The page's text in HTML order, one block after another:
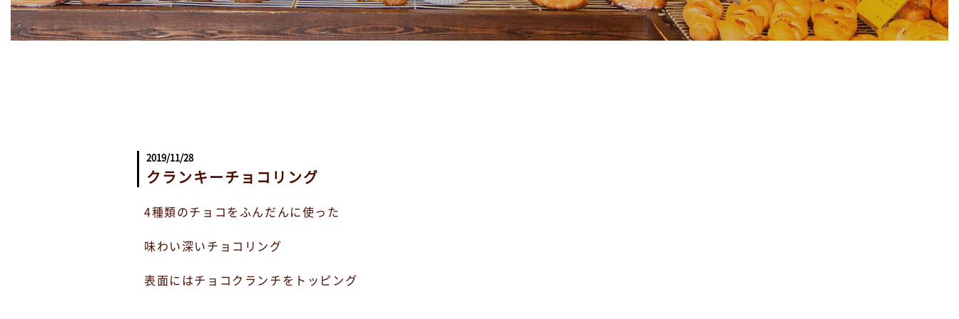
2019/11/28
クランキーチョコリング
4種類のチョコをふんだんに使った
味わい深いチョコリング
表面にはチョコクランチをトッピング